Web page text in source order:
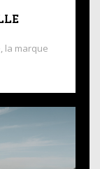
la marque